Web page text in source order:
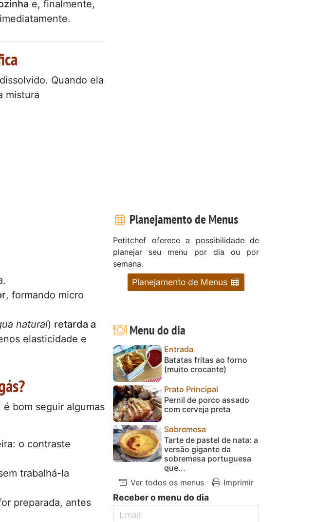
e, finalmente,
Quando ela
mistura
, formando micro
natural) retarda a
elasticidade e
bom seguir algumas
o contraste
trabalhá-la
preparada, antes
Planejamento de Menus
Petitchef oferece a possibilidade de
planejar seu menu por dia ou por
semana.
Planejamento de Menus
Menu do dia
Entrada
Batatas fritas ao forno
(muito crocante)
Prato Principal
Pernil de porco assado
com cerveja preta
Sobremesa
Tarte de pastel de nata: a
versão gigante da
sobremesa portuguesa
que...
Ver todos os menus
Imprimir
Receber o menu do dia